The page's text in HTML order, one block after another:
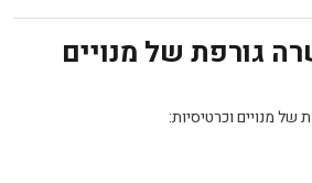
גורפת של מנויים
מנויים וכרטיסיות: